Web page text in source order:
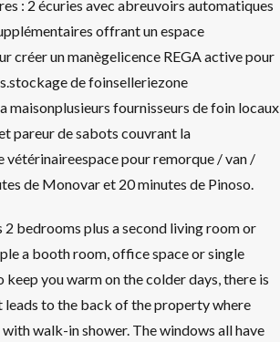
: 2 écuries avec abreuvoirs automatiques
offrant un espace
créer un manègelicence REGA active pour
de foinselleriezone
maisonplusieurs fournisseurs de foin locaux
pareur de sabots couvrant la
vétérinaireespace pour remorque / van /
de Monovar et 20 minutes de Pinoso.
bedrooms plus a second living room or
a booth room, office space or single
you warm on the colder days, there is
leads to the back of the property where
walk-in shower. The windows all have